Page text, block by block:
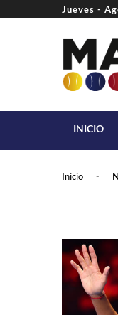
Jueves -
INICIO
Inicio -